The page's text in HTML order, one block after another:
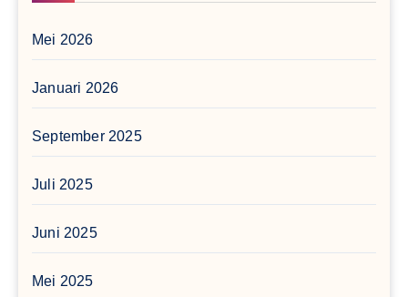
Mei 2026
Januari 2026
September 2025
Juli 2025
Juni 2025
Mei 2025